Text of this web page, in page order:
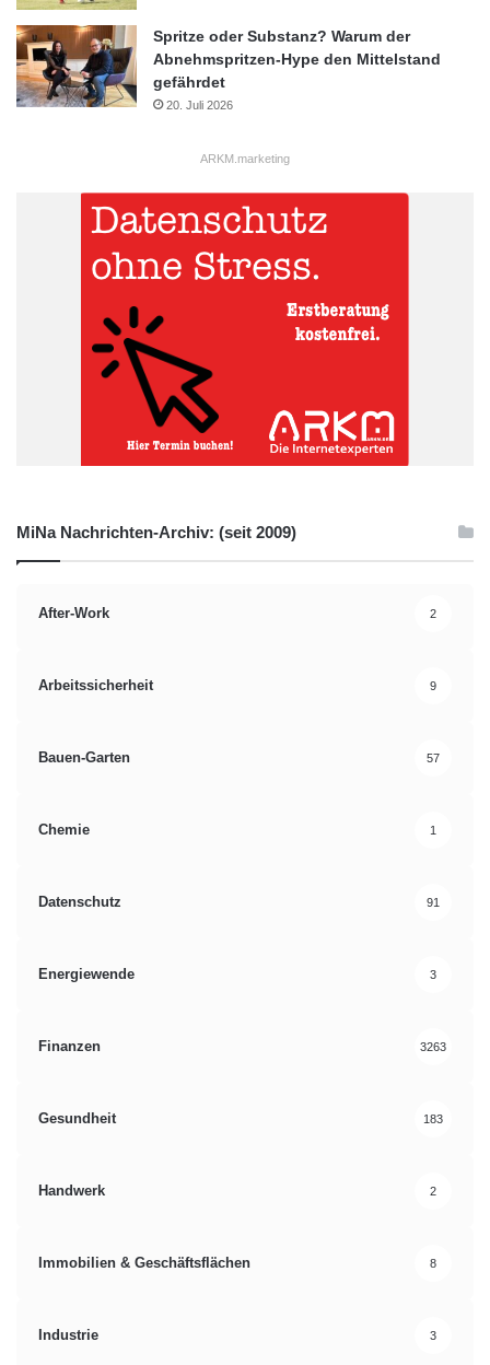
Amazon Amazonisierung
Einkaufserlebnis
Lagerhaltung Messenger
Trendprognosen Verkaufsprozesse
Spritze oder Substanz? Warum der
Abnehmspritzen-Hype den Mittelstand
gefährdet
20. Juli 2026
ARKM.marketing
MiNa Nachrichten-Archiv: (seit 2009)
After-Work 2
Arbeitssicherheit 9
Bauen-Garten 57
Chemie 1
Datenschutz 91
Energiewende 3
Finanzen 3263
Gesundheit 183
Handwerk 2
Immobilien & Geschäftsflächen 8
Industrie 3